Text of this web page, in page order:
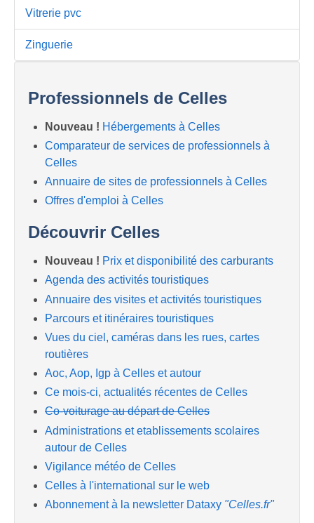
Vitrerie pvc
Zinguerie
Professionnels de Celles
Nouveau ! Hébergements à Celles
Comparateur de services de professionnels à
Celles
Annuaire de sites de professionnels à Celles
Offres d'emploi à Celles
Découvrir Celles
Nouveau ! Prix et disponibilité des carburants
Agenda des activités touristiques
Annuaire des visites et activités touristiques
Parcours et itinéraires touristiques
Vues du ciel, caméras dans les rues, cartes
routières
Aoc, Aop, Igp à Celles et autour
Ce mois-ci, actualités récentes de Celles
Co-voiturage au départ de Celles
Administrations et etablissements scolaires
autour de Celles
Vigilance météo de Celles
Celles à l'international sur le web
Abonnement à la newsletter Dataxy "Celles.fr"